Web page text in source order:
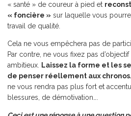
« santé » de coureur à pied et
« foncière » sur laquelle vous
travail de qualité.
Cela ne vous empêchera pas de
Par contre, ne vous fixez pas
ambitieux.
Laissez la forme et les
de penser réellement aux chronos.
ne vous rendra pas plus fort et
blessures, de démotivation….